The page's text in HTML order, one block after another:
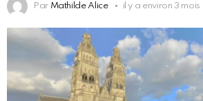
Par Mathilde Alice il y a environ 3 mois